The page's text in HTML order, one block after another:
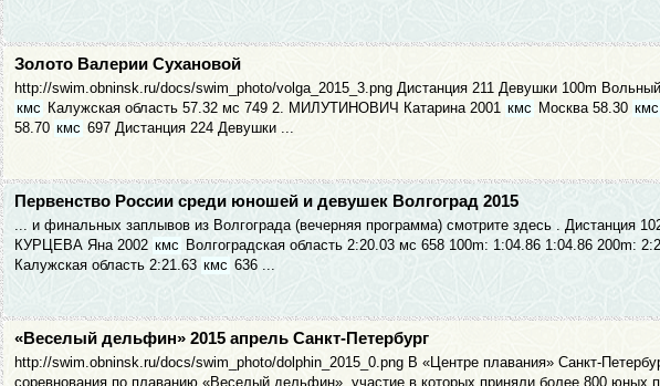
Золото Валерии Сухановой
http://swim.obninsk.ru/docs/swim_photo/volga_2015_3.png Дистанция 211 Девушки 100m
кмс Калужская область 57.32 мс 749 2. МИЛУТИНОВИЧ Катарина 2001 кмс Москва 58.30 кмс
58.70 кмс 697 Дистанция 224 Девушки ...
Первенство России среди юношей и девушек Волгоград 2015
... и финальных заплывов из Волгограда (вечерняя программа) смотрите здесь . Дистанция
КУРЦЕВА Яна 2002 кмс Волгоградская область 2:20.03 мс 658 100m: 1:04.86 1:04.86
Калужская область 2:21.63 кмс 636 ...
«Веселый дельфин» 2015 апрель Санкт-Петербург
http://swim.obninsk.ru/docs/swim_photo/dolphin_2015_0.png В «Центре плавания» Санкт-
соревнования по плаванию «Веселый дельфин», участие в которых приняли более 800 юных